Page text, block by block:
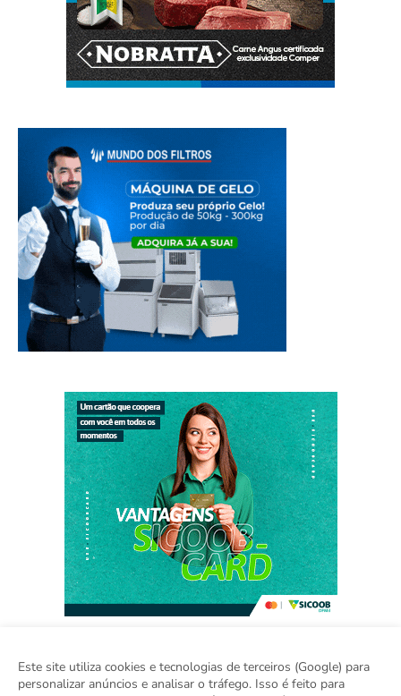
Home Sobre Contato Sugestão de Pauta
Este site utiliza cookies e tecnologias de terceiros (Google) para
personalizar anúncios e analisar o tráfego. Isso é feito para